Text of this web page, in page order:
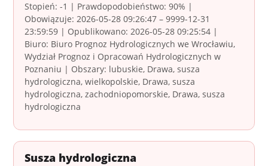
Stopień: -1 | Prawdopodobieństwo: 90% |
Obowiązuje: 2026-05-28 09:26:47 – 9999-12-31
23:59:59 | Opublikowano: 2026-05-28 09:25:54 |
Biuro: Biuro Prognoz Hydrologicznych we Wrocławiu,
Wydział Prognoz i Opracowań Hydrologicznych w
Poznaniu | Obszary: lubuskie, Drawa, susza
hydrologiczna, wielkopolskie, Drawa, susza
hydrologiczna, zachodniopomorskie, Drawa, susza
hydrologiczna
Susza hydrologiczna